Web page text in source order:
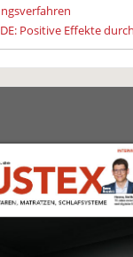
Positive Effekte